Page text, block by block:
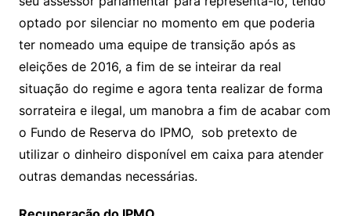
optado por silenciar no momento em que poderia
ter nomeado uma equipe de transição após as
eleições de 2016, a fim de se inteirar da real
situação do regime e agora tenta realizar de forma
sorrateira e ilegal, um manobra a fim de acabar com
o Fundo de Reserva do IPMO, sob pretexto de
utilizar o dinheiro disponível em caixa para atender
outras demandas necessárias.